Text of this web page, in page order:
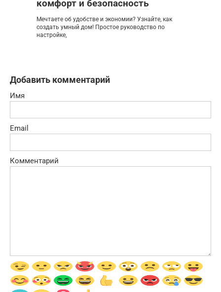
комфорт и безопасность
Мечтаете об удобстве и экономии? Узнайте, как
создать умный дом! Простое руководство по
настройке,
Добавить комментарий
Имя
Email
Комментарий